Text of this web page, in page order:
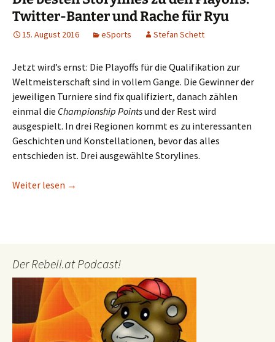
Twitter-Banter und Rache für Ryu
15. August 2016 eSports Stefan Schett
Jetzt wird’s ernst: Die Playoffs für die Qualifikation zur
Weltmeisterschaft sind in vollem Gange. Die Gewinner der
jeweiligen Turniere sind fix qualifiziert, danach zählen
einmal die Championship Pointsund der Rest wird
ausgespielt. In drei Regionen kommt es zu interessanten
Geschichten und Konstellationen, bevor das alles
entschieden ist. Drei ausgewählte Storylines.
Weiter lesen Die besten Storylines zu den Playoffs: Twitter-
→
Der Rebell.at Podcast!